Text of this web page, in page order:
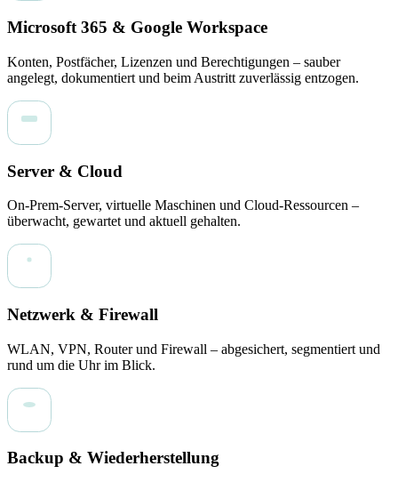
Microsoft 365 & Google Workspace
Konten, Postfächer, Lizenzen und Berechtigungen – sauber
angelegt, dokumentiert und beim Austritt zuverlässig entzogen.
Server & Cloud
On-Prem-Server, virtuelle Maschinen und Cloud-Ressourcen –
überwacht, gewartet und aktuell gehalten.
Netzwerk & Firewall
WLAN, VPN, Router und Firewall – abgesichert, segmentiert und
rund um die Uhr im Blick.
Backup & Wiederherstellung